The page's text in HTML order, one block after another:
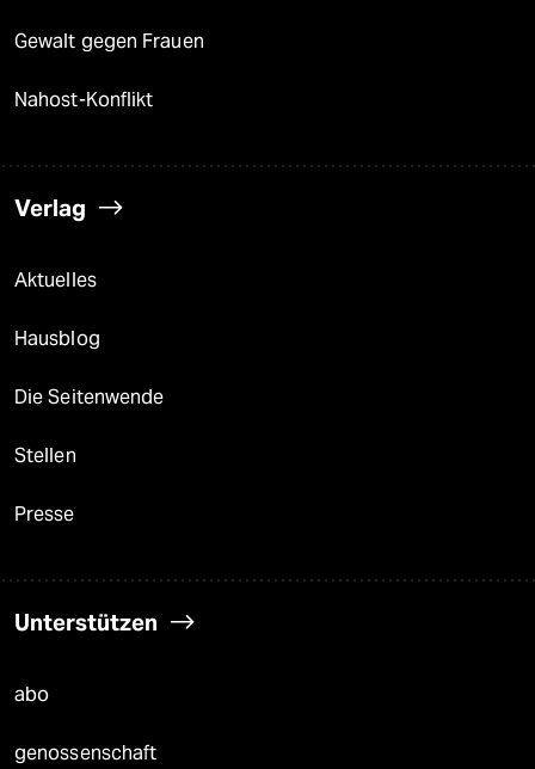
Gewalt gegen Frauen
Nahost-Konflikt
Verlag
Aktuelles
Hausblog
Die Seitenwende
Stellen
Presse
Unterstützen
abo
genossenschaft